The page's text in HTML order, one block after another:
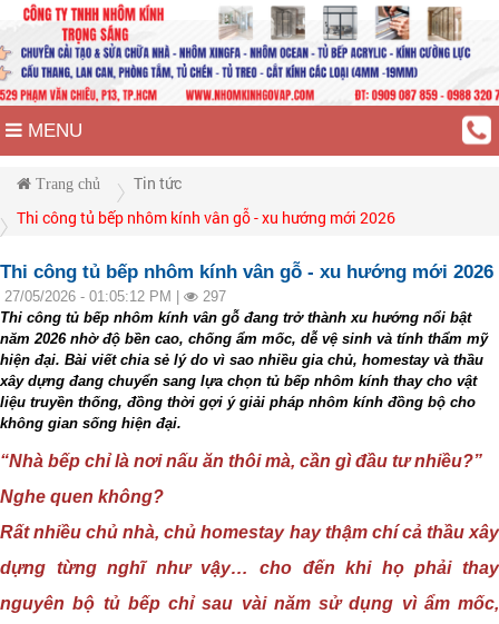
MENU
Trang chủ
Tin tức
Thi công tủ bếp nhôm kính vân gỗ - xu hướng mới 2026
Thi công tủ bếp nhôm kính vân gỗ - xu hướng mới 2026
27/05/2026 - 01:05:12 PM |
297
Thi công tủ bếp nhôm kính vân gỗ đang trở thành xu hướng nổi bật
năm 2026 nhờ độ bền cao, chống ẩm mốc, dễ vệ sinh và tính thẩm mỹ
hiện đại. Bài viết chia sẻ lý do vì sao nhiều gia chủ, homestay và thầu
xây dựng đang chuyển sang lựa chọn tủ bếp nhôm kính thay cho vật
liệu truyền thống, đồng thời gợi ý giải pháp nhôm kính đồng bộ cho
không gian sống hiện đại.
“Nhà bếp chỉ là nơi nấu ăn thôi mà, cần gì đầu tư nhiều?”
Nghe quen không?
Rất nhiều chủ nhà, chủ homestay hay thậm chí cả thầu xây
dựng từng nghĩ như vậy… cho đến khi họ phải thay
nguyên bộ tủ bếp chỉ sau vài năm sử dụng vì ẩm mốc,